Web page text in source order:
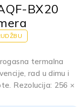
BX20
termalna
rad u dimu i
Rezolucija: 256 ×